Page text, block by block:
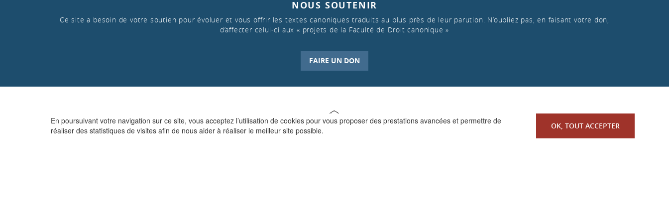
En poursuivant votre navigation sur ce site, vous acceptez l’utilisation de cookies pour vous proposer des prestations avancées et permettre de
réaliser des statistiques de visites afin de nous aider à réaliser le meilleur site possible.
OK, TOUT ACCEPTER
NOUS SOUTENIR
Ce site a besoin de votre soutien pour évoluer et vous offrir les textes canoniques traduits au plus près de leur parution. N’oubliez pas, en faisant votre don,
d’affecter celui-ci aux « projets de la Faculté de Droit canonique »
FAIRE UN DON